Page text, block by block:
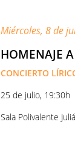
Miércoles, 8 de
HOMENAJE
CONCIERTO
25 de julio, 19:30h
Sala Polivalente